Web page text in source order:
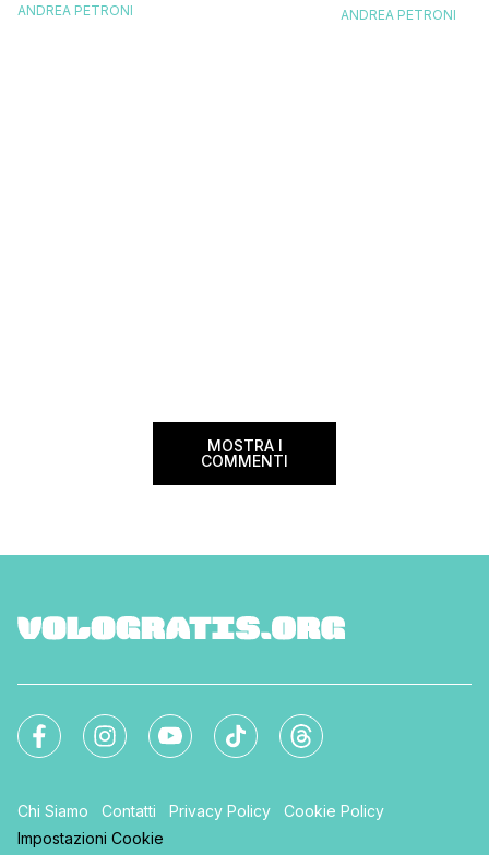
destinazioni incredibili grazie a queste
ANDREA PETRONI
segnalazioni
ANDREA PETRONI
MOSTRA I
COMMENTI
Chi Siamo Contatti Privacy Policy
Cookie Policy
Impostazioni Cookie